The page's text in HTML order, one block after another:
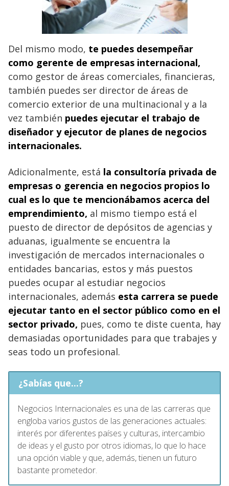
Del mismo modo, te puedes desempeñar
como gerente de empresas internacional,
como gestor de áreas comerciales, financieras,
también puedes ser director de áreas de
comercio exterior de una multinacional y a la
vez también puedes ejecutar el trabajo de
diseñador y ejecutor de planes de negocios
internacionales.
Adicionalmente, está la consultoría privada de
empresas o gerencia en negocios propios lo
cual es lo que te mencionábamos acerca del
emprendimiento, al mismo tiempo está el
puesto de director de depósitos de agencias y
aduanas, igualmente se encuentra la
investigación de mercados internacionales o
entidades bancarias, estos y más puestos
puedes ocupar al estudiar negocios
internacionales, además esta carrera se puede
ejecutar tanto en el sector público como en el
sector privado, pues, como te diste cuenta, hay
demasiadas oportunidades para que trabajes y
seas todo un profesional.
¿Sabías que...?
Negocios Internacionales es una de las carreras que
engloba varios gustos de las generaciones actuales:
interés por diferentes países y culturas, intercambio
de ideas y el gusto por otros idiomas, lo que lo hace
una opción viable y que, además, tienen un futuro
bastante prometedor.